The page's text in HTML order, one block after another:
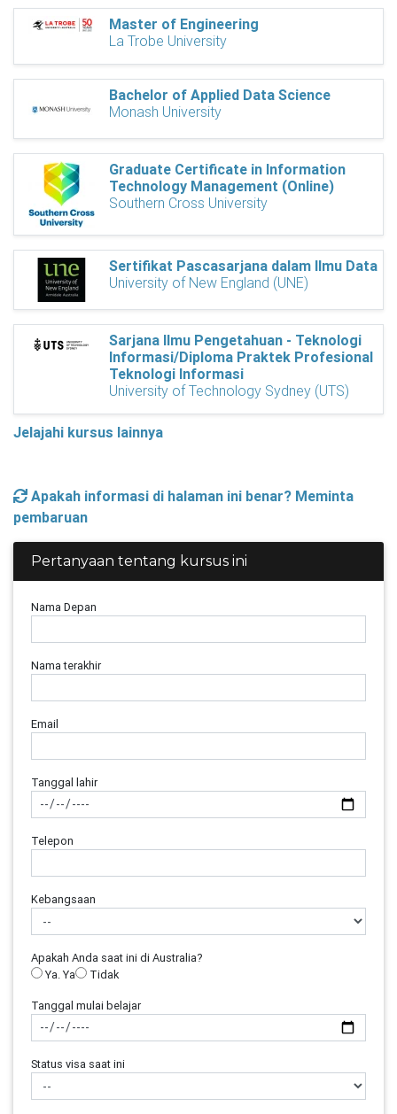
Master of Engineering
La Trobe University
Bachelor of Applied Data Science
Monash University
Graduate Certificate in Information
Technology Management (Online)
Southern Cross University
Sertifikat Pascasarjana dalam Ilmu Data
University of New England (UNE)
Sarjana Ilmu Pengetahuan - Teknologi
Informasi/Diploma Praktek Profesional
Teknologi Informasi
University of Technology Sydney (UTS)
Jelajahi kursus lainnya
Apakah informasi di halaman ini benar? Meminta
pembaruan
Pertanyaan tentang kursus ini
Nama Depan
Nama terakhir
Email
Tanggal lahir
Telepon
Kebangsaan
Apakah Anda saat ini di Australia?
Ya. Ya
Tidak
Tanggal mulai belajar
Status visa saat ini